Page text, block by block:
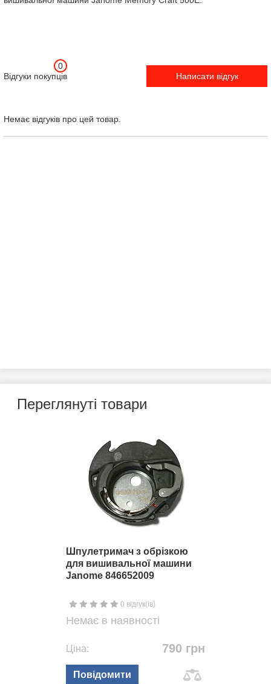
Відгуки покупців
0
Написати відгук
Немає відгуків про цей товар.
Переглянуті товари
Шпулетримач з обрізкою
для вишивальної машини
Janome 846652009
0 відгук(ів)
Немає в наявності
Ціна: 790 грн
Повідомити